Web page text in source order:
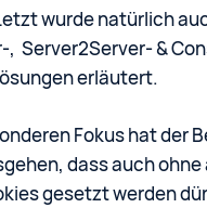
wurde natürlich
, Server2Server- &
erläutert.
Fokus hat der
dass auch
gesetzt werden